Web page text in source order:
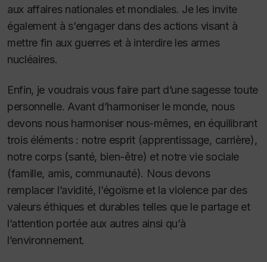
aux affaires nationales et mondiales. Je les invite
également à s’engager dans des actions visant à
mettre fin aux guerres et à interdire les armes
nucléaires.
Enfin, je voudrais vous faire part d’une sagesse toute
personnelle. Avant d’harmoniser le monde, nous
devons nous harmoniser nous-mêmes, en équilibrant
trois éléments : notre esprit (apprentissage, carrière),
notre corps (santé, bien-être) et notre vie sociale
(famille, amis, communauté). Nous devons
remplacer l’avidité, l’égoïsme et la violence par des
valeurs éthiques et durables telles que le partage et
l’attention portée aux autres ainsi qu’à
l’environnement.